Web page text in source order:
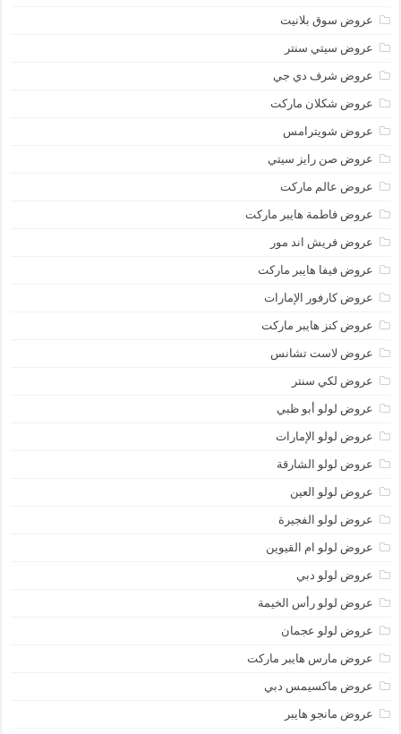
عروض سوق بلانيت
عروض سيتي سنتر
عروض شرف دي جي
عروض شكلان ماركت
عروض شويترامس
عروض صن رايز سيتي
عروض عالم ماركت
عروض فاطمة هايبر ماركت
عروض فريش اند مور
عروض فيفا هايبر ماركت
عروض كارفور الإمارات
عروض كنز هايبر ماركت
عروض لاست تشانس
عروض لكي سنتر
عروض لولو أبو ظبي
عروض لولو الإمارات
عروض لولو الشارقة
عروض لولو العين
عروض لولو الفجيرة
عروض لولو ام القيوين
عروض لولو دبي
عروض لولو رأس الخيمة
عروض لولو عجمان
عروض مارس هايبر ماركت
عروض ماكسيمس دبي
عروض مانجو هايبر